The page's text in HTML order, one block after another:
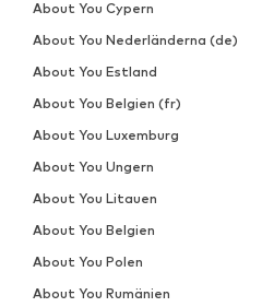
About You Cypern
About You Nederländerna (de)
About You Estland
About You Belgien (fr)
About You Luxemburg
About You Ungern
About You Litauen
About You Belgien
About You Polen
About You Rumänien